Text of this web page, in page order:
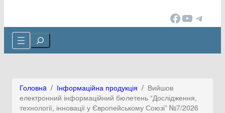
Facebook YouTube Telegram
Cerca
Головнa / Інформаційна продукція / Вийшов
електронний інформаційний бюлетень “Дослідження,
технології, інновації у Європейському Союзі” №7/2026